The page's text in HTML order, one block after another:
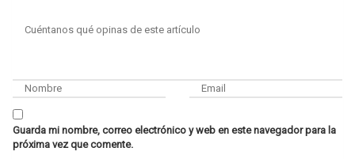
Guarda mi nombre, correo electrónico y web en este navegador para la
próxima vez que comente.